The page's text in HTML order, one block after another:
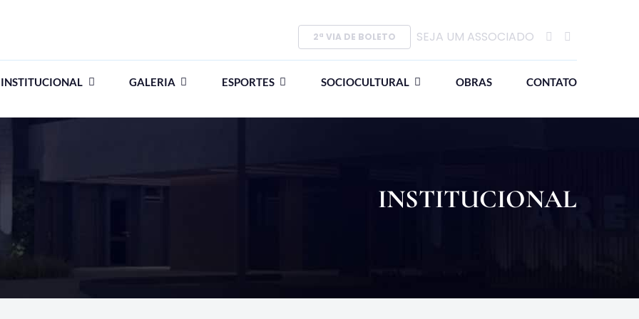
2ª VIA DE BOLETO SEJA UM ASSOCIADO
INSTITUCIONAL GALERIA ESPORTES SOCIOCULTURAL OBRAS CONTATO
INSTITUCIONAL